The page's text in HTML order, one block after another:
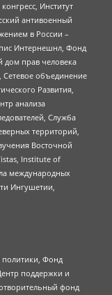
Институт
антивоенный
в России –
Интернешнл, Фонд
дом прав человека
Сетевое объединение
Развития,
анализа
Служба
территорий,
Восточной
Institute of
международных
Ингушетии,
политики, Фонд
поддержки и
фонд